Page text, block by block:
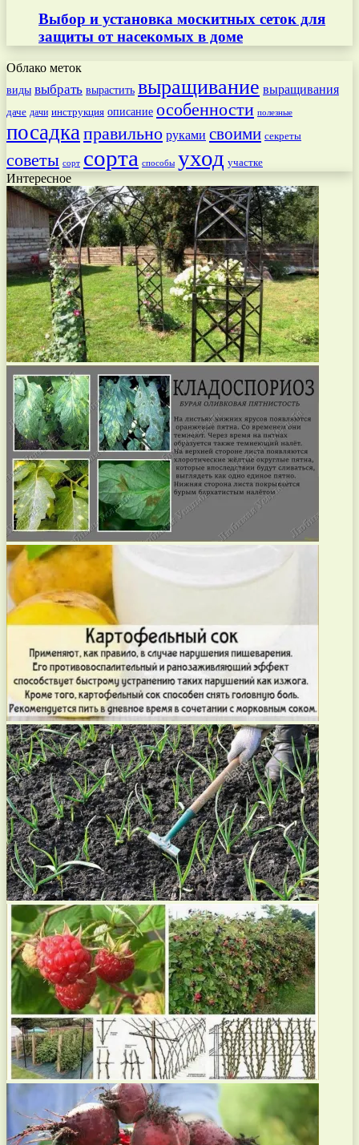
Выбор и установка москитных сеток для
защиты от насекомых в доме
Облако меток
виды выбрать вырастить выращивание выращивания
даче дачи инструкция описание особенности полезные
посадкаправильно руками своими секреты
советы сорт сорта способы уход участке
Интересное